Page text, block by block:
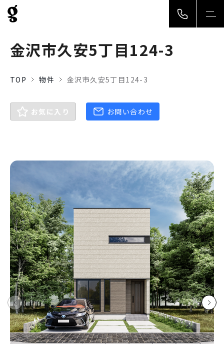
金沢市久安5丁目124-3
TOP 物件 金沢市久安5丁目124-3
お気に入り お問い合わせ